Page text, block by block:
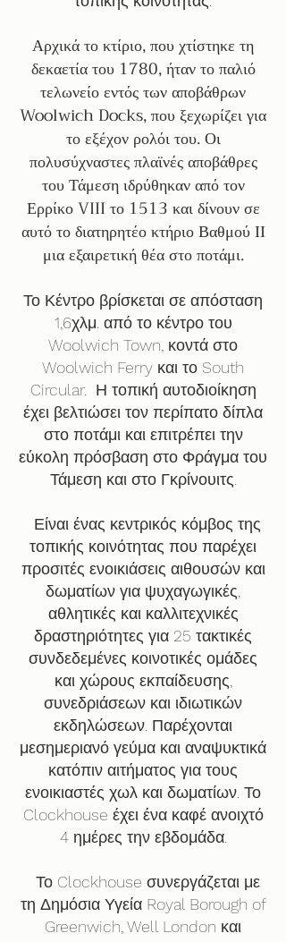
Αρχικά το κτίριο, που χτίστηκε τη
δεκαετία του 1780, ήταν το παλιό
τελωνείο εντός των αποβάθρων
Woolwich Docks, που ξεχωρίζει για
το εξέχον ρολόι του.Οι
πολυσύχναστες πλαϊνές αποβάθρες
του Τάμεση ιδρύθηκαν από τον
Ερρίκο VIII το 1513 και δίνουν σε
αυτό το διατηρητέο κτήριο Βαθμού ΙΙ
μια εξαιρετική θέα στο ποτάμι.
Το Κέντρο βρίσκεται σε απόσταση
1,6χλμ. από το κέντρο του
Woolwich Town, κοντά στο
Woolwich Ferry και το South
Circular.
Η τοπική αυτοδιοίκηση
έχει βελτιώσει τον περίπατο δίπλα
στο ποτάμι και επιτρέπει την
εύκολη πρόσβαση στο Φράγμα του
Τάμεση και στο Γκρίνουιτς.
Είναι ένας κεντρικός κόμβος της
τοπικής κοινότητας που παρέχει
προσιτές ενοικιάσεις αιθουσών και
δωματίων για ψυχαγωγικές,
αθλητικές και καλλιτεχνικές
δραστηριότητες για 25 τακτικές
συνδεδεμένες κοινοτικές ομάδες
και χώρους εκπαίδευσης,
συνεδριάσεων και ιδιωτικών
εκδηλώσεων. Παρέχονται
μεσημεριανό γεύμα και αναψυκτικά
κατόπιν αιτήματος για τους
ενοικιαστές χωλ και δωματίων. Το
Clockhouse έχει ένα καφέ ανοιχτό
4 ημέρες την εβδομάδα.
Το Clockhouse συνεργάζεται με
τη Δημόσια Υγεία Royal Borough of
Greenwich, Well London και